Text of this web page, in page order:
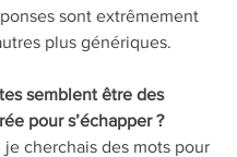
sont extrêmement
plus génériques.
semblent être des
pour s’échapper ?
je cherchais des mots pour